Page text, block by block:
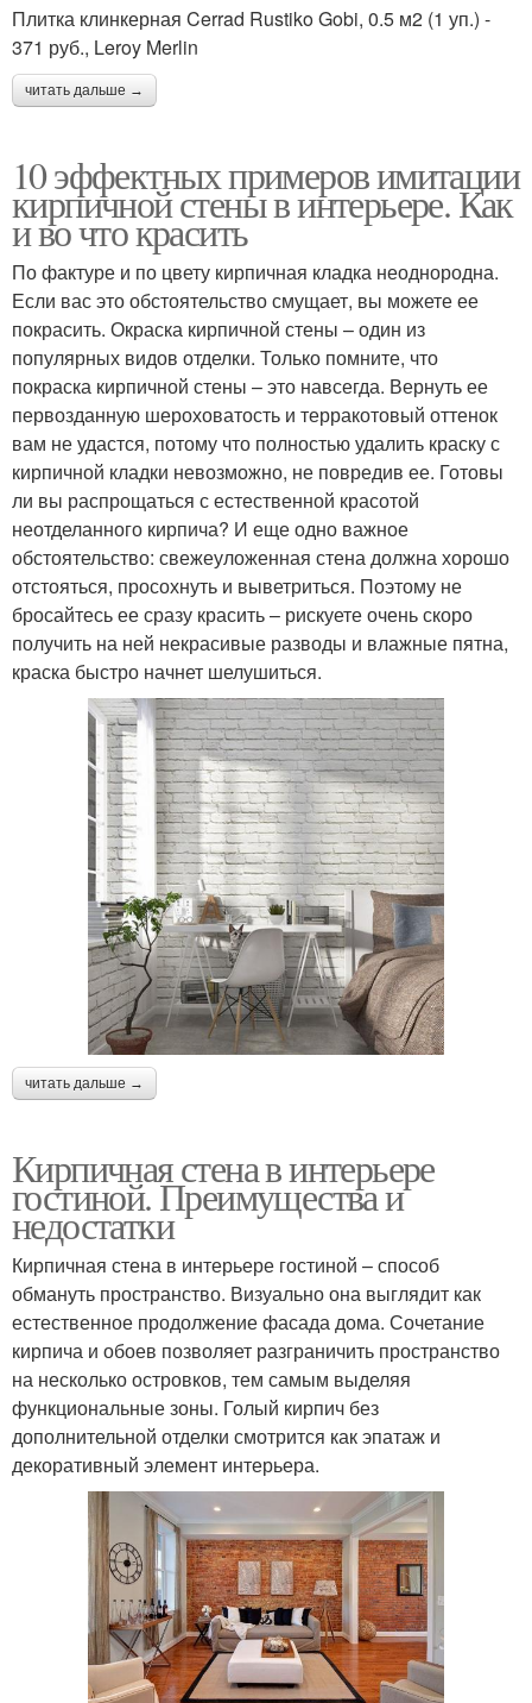
Плитка клинкерная Cerrad Rustiko Gobi, 0.5 м2 (1 уп.) -
371 руб., Leroy Merlin
читать дальше →
10 эффектных примеров имитации
кирпичной стены в интерьере. Как
и во что красить
По фактуре и по цвету кирпичная кладка неоднородна.
Если вас это обстоятельство смущает, вы можете ее
покрасить. Окраска кирпичной стены – один из
популярных видов отделки. Только помните, что
покраска кирпичной стены – это навсегда. Вернуть ее
первозданную шероховатость и терракотовый оттенок
вам не удастся, потому что полностью удалить краску с
кирпичной кладки невозможно, не повредив ее. Готовы
ли вы распрощаться с естественной красотой
неотделанного кирпича? И еще одно важное
обстоятельство: свежеуложенная стена должна хорошо
отстояться, просохнуть и выветриться. Поэтому не
бросайтесь ее сразу красить – рискуете очень скоро
получить на ней некрасивые разводы и влажные пятна,
краска быстро начнет шелушиться.
читать дальше →
Кирпичная стена в интерьере
гостиной. Преимущества и
недостатки
Кирпичная стена в интерьере гостиной – способ
обмануть пространство. Визуально она выглядит как
естественное продолжение фасада дома. Сочетание
кирпича и обоев позволяет разграничить пространство
на несколько островков, тем самым выделяя
функциональные зоны. Голый кирпич без
дополнительной отделки смотрится как эпатаж и
декоративный элемент интерьера.